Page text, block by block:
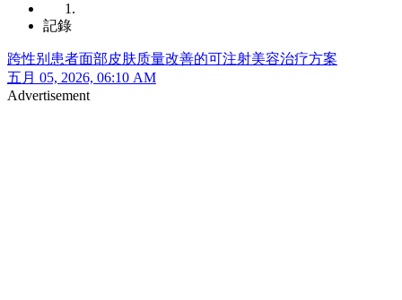
記錄
跨性别患者面部皮肤质量改善的可注射美容治疗方案
五月 05, 2026, 06:10 AM
Advertisement